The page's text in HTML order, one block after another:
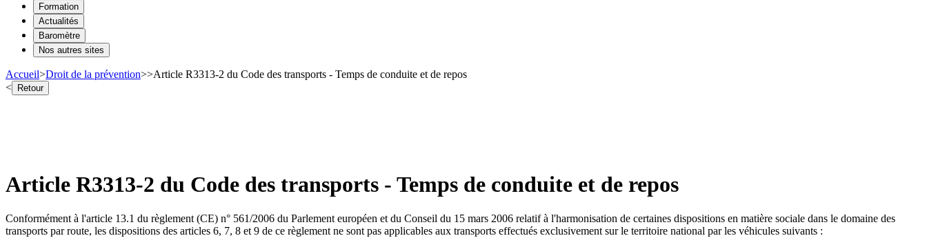
Formation
Actualités
Baromètre
Nos autres sites
Accueil>Droit de la prévention>>Article R3313-2 du Code des transports - Temps de conduite et de repos
< Retour
Article R3313-2 du Code des transports - Temps de conduite et de repos
Conformément à l'article 13.1 du règlement (CE) n° 561/2006 du Parlement européen et du Conseil du 15 mars 2006 relatif à l'harmonisation de certaines dispositions en matière sociale dans le domaine des
transports par route, les dispositions des articles 6, 7, 8 et 9 de ce règlement ne sont pas applicables aux transports effectués exclusivement sur le territoire national par les véhicules suivants :